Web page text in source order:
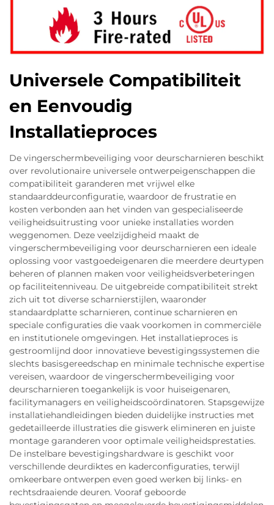
Universele Compatibiliteit
en Eenvoudig
Installatieproces
De vingerschermbeveiliging voor deurscharnieren beschikt
over revolutionaire universele ontwerpeigenschappen die
compatibiliteit garanderen met vrijwel elke
standaarddeurconfiguratie, waardoor de frustratie en
kosten verbonden aan het vinden van gespecialiseerde
veiligheidsuitrusting voor unieke installaties worden
weggenomen. Deze veelzijdigheid maakt de
vingerschermbeveiliging voor deurscharnieren een ideale
oplossing voor vastgoedeigenaren die meerdere deurtypen
beheren of plannen maken voor veiligheidsverbeteringen
op faciliteitenniveau. De uitgebreide compatibiliteit strekt
zich uit tot diverse scharnierstijlen, waaronder
standaardplatte scharnieren, continue scharnieren en
speciale configuraties die vaak voorkomen in commerciële
en institutionele omgevingen. Het installatieproces is
gestroomlijnd door innovatieve bevestigingssystemen die
slechts basisgereedschap en minimale technische expertise
vereisen, waardoor de vingerschermbeveiliging voor
deurscharnieren toegankelijk is voor huiseigenaren,
facilitymanagers en veiligheidscoördinatoren. Stapsgewijze
installatiehandleidingen bieden duidelijke instructies met
gedetailleerde illustraties die giswerk elimineren en juiste
montage garanderen voor optimale veiligheidsprestaties.
De instelbare bevestigingshardware is geschikt voor
verschillende deurdiktes en kaderconfiguraties, terwijl
omkeerbare ontwerpen even goed werken bij links- en
rechtsdraaiende deuren. Vooraf geboorde